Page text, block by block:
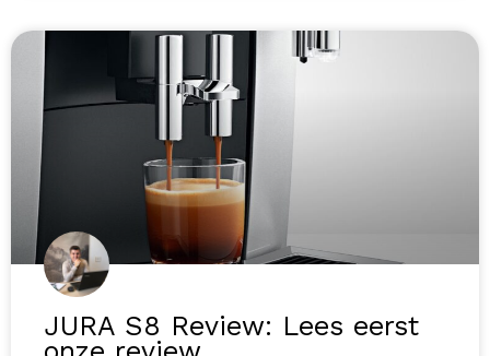
JURA S8 Review: Lees eerst